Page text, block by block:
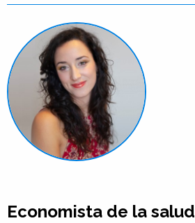
Economista de la salud